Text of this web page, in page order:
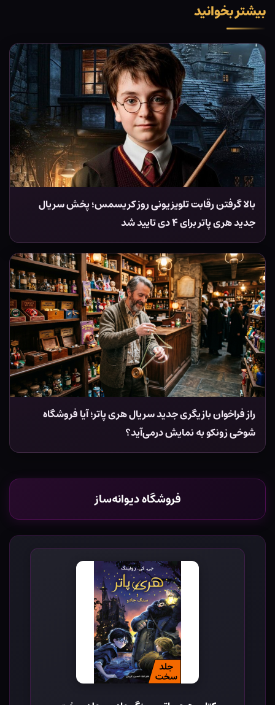
بیشتر بخوانید
بالا گرفتن رقابت تلویزیونی روز کریسمس؛ پخش سریال
جدید هری پاتر برای ۴ دی تایید شد
راز فراخوان بازیگری جدید سریال هری پاتر؛ آیا فروشگاه
شوخی زونکو به نمایش درمی‌آید؟
فروشگاه دیوانه‌ساز